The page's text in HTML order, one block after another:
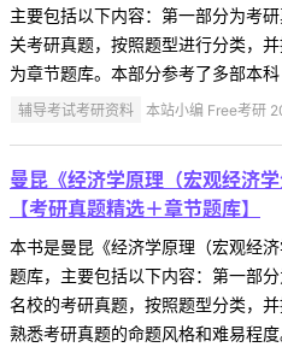
主要包括以下内容：第一部分为考
关考研真题，按照题型进行分类，
为章节题库。本部分参考了多部本
辅导考试考研资料 本站小编 Free考研
曼昆《经济学原理（宏观经济
【考研真题精选＋章节题库】
本书是曼昆《经济学原理（宏观经
题库，主要包括以下内容：第一部
名校的考研真题，按照题型分类，
熟悉考研真题的命题风格和难易程